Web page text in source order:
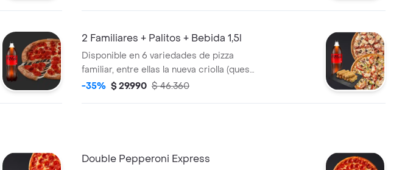
2 Familiares + Palitos + Bebida 1,5l
Disponible en 6 variedades de pizza
familiar, entre ellas la nueva criolla (queso,
pimiento verde, tomate, chorizo) + palitos.
-35% $ 29.990 $ 46.360
Double Pepperoni Express